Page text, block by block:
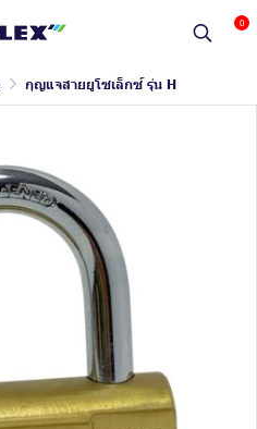
0
กุญแจสายยูโซเล็กซ์ รุ่น H